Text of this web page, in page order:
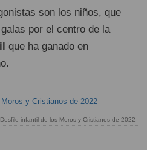
son los niños, que
por el centro de la
que ha ganado en
Desfile infantil de los Moros y Cristianos de 2022